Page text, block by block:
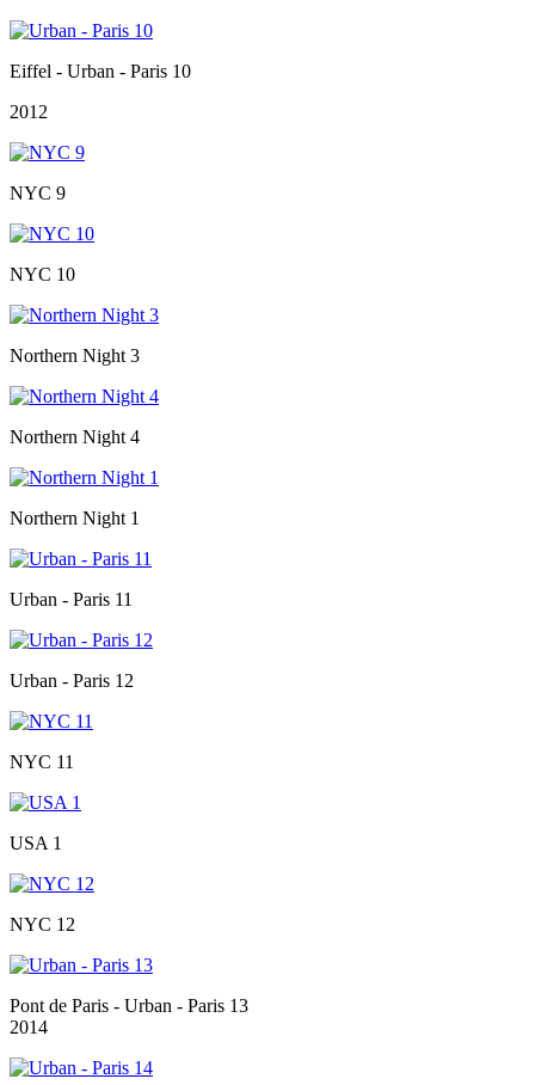
Eiffel - Urban - Paris 10
2012
NYC 9
NYC 10
Northern Night 3
Northern Night 4
Northern Night 1
Urban - Paris 11
Urban - Paris 12
NYC 11
USA 1
NYC 12
Pont de Paris - Urban - Paris 13
2014